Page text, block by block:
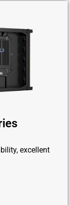
excellent